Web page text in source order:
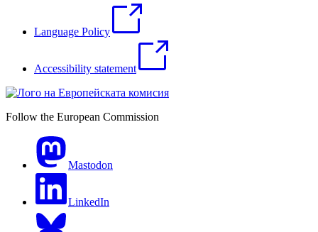
Language Policy
Accessibility statement
Follow the European Commission
Mastodon
LinkedIn